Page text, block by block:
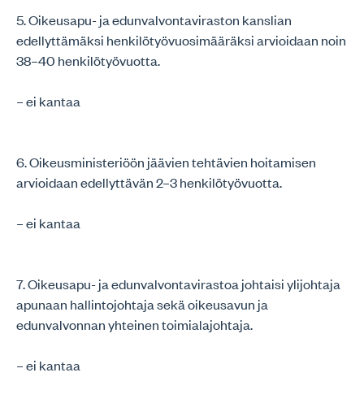
5. Oikeusapu- ja edunvalvontaviraston kanslian
edellyttämäksi henkilötyövuosimääräksi arvioidaan noin
38–40 henkilötyövuotta.
– ei kantaa
6. Oikeusministeriöön jäävien tehtävien hoitamisen
arvioidaan edellyttävän 2–3 henkilötyövuotta.
– ei kantaa
7. Oikeusapu- ja edunvalvontavirastoa johtaisi ylijohtaja
apunaan hallintojohtaja sekä oikeusavun ja
edunvalvonnan yhteinen toimialajohtaja.
– ei kantaa